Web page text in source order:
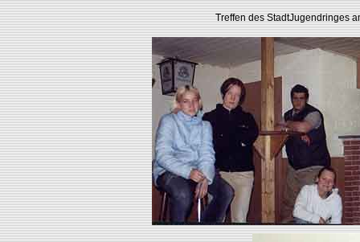
Treffen des StadtJugendringes